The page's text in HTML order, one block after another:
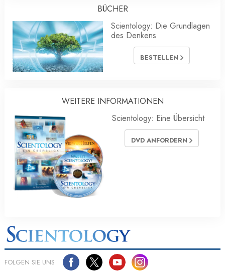
BÜCHER
Scientology: Die Grundlagen
des Denkens
BESTELLEN
WEITERE INFORMATIONEN
Scientology: Eine Übersicht
DVD ANFORDERN
FOLGEN SIE UNS